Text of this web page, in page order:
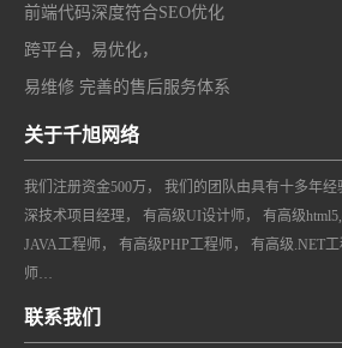
前端代码深度符合SEO优化
跨平台，易优化，
易维修 完善的售后服务体系
关于千旭网络
我们注册资金500万， 我们的团队由具有十多年
深技术项目经理， 有高级UI设计师， 有高级
JAVA工程师， 有高级PHP工程师， 有高级.NET
师…
联系我们